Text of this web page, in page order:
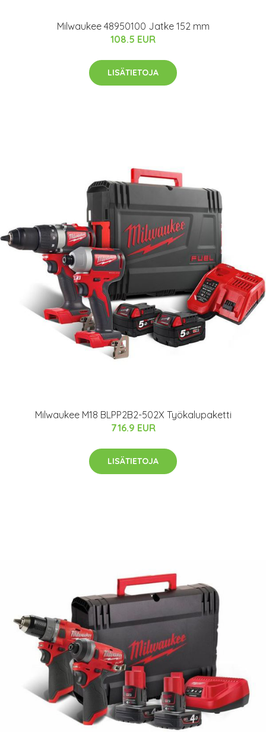
Milwaukee 48950100 Jatke 152 mm
108.5 EUR
LISÄTIETOJA
Milwaukee M18 BLPP2B2-502X Työkalupaketti
716.9 EUR
LISÄTIETOJA